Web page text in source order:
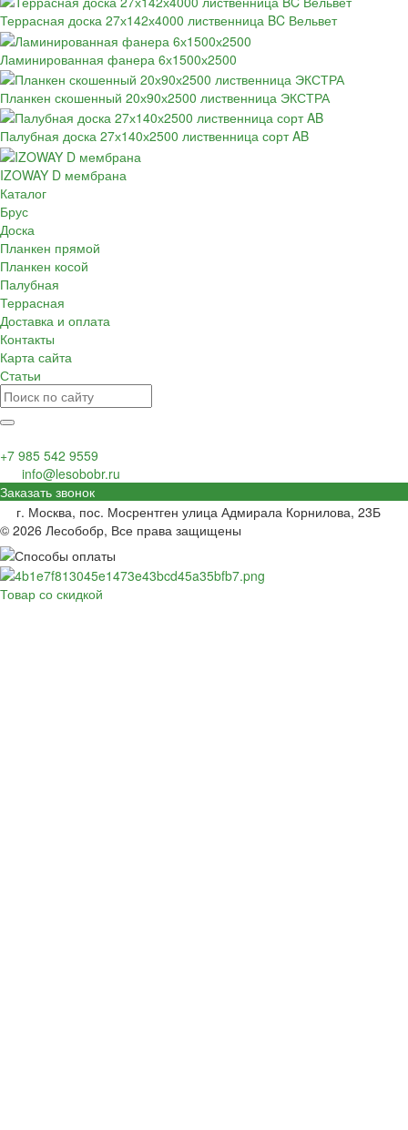
Террасная доска 27х142х4000 лиственница BC Вельвет
Ламинированная фанера 6х1500х2500
Планкен скошенный 20х90х2500 лиственница ЭКСТРА
Палубная доска 27х140х2500 лиственница сорт AB
IZOWAY D мембрана
Каталог
Брус
Доска
Планкен прямой
Планкен косой
Палубная
Террасная
Доставка и оплата
Контакты
Карта сайта
Статьи
+7 985 542 9559
info@lesobobr.ru
Заказать звонок
г. Москва, пос. Мосрентген улица Адмирала Корнилова, 23Б
© 2026 Лесобобр, Все права защищены
Товар со скидкой